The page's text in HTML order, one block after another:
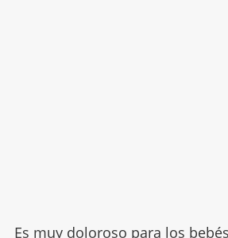
Es muy doloroso para los